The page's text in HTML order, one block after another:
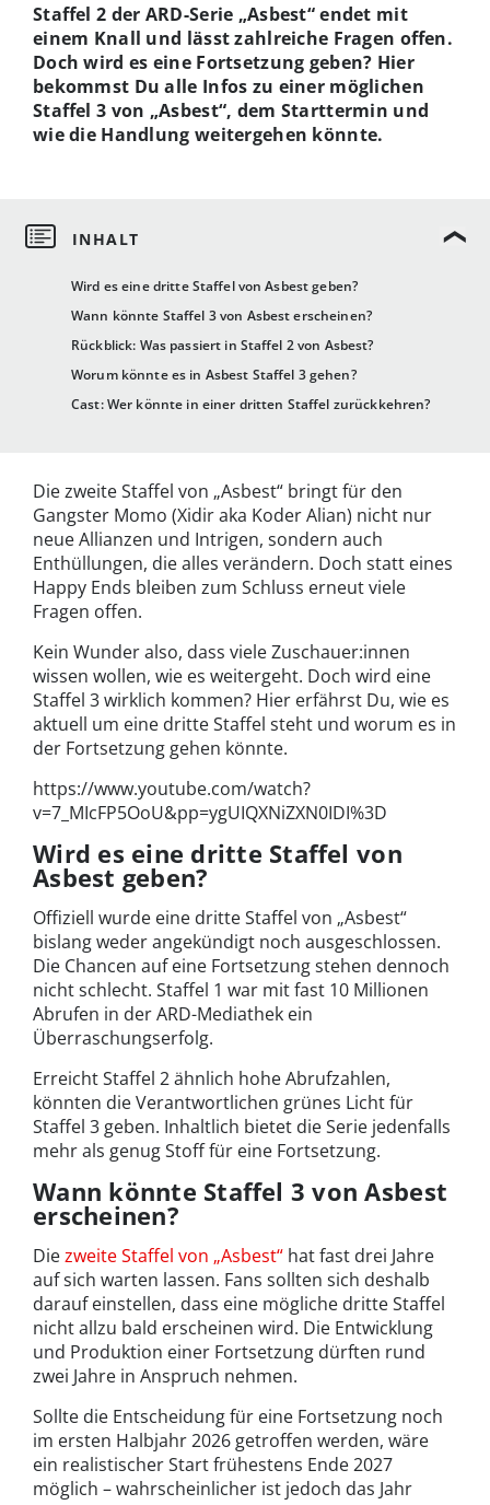
Wird es eine dritte Staffel von Asbest geben?
Wann könnte Staffel 3 von Asbest erscheinen?
Rückblick: Was passiert in Staffel 2 von Asbest?
Worum könnte es in Asbest Staffel 3 gehen?
Cast: Wer könnte in einer dritten Staffel zurückkehren?
Staffel 2 der ARD-Serie „Asbest“ endet mit
einem Knall und lässt zahlreiche Fragen offen.
Doch wird es eine Fortsetzung geben? Hier
bekommst Du alle Infos zu einer möglichen
Staffel 3 von „Asbest“, dem Starttermin und
wie die Handlung weitergehen könnte.
Die zweite Staffel von „Asbest“ bringt für den
Gangster Momo (Xidir aka Koder Alian) nicht nur
neue Allianzen und Intrigen, sondern auch
Enthüllungen, die alles verändern. Doch statt eines
Happy Ends bleiben zum Schluss erneut viele
Fragen offen.
Kein Wunder also, dass viele Zuschauer:innen
wissen wollen, wie es weitergeht. Doch wird eine
Staffel 3 wirklich kommen? Hier erfährst Du, wie es
aktuell um eine dritte Staffel steht und worum es in
der Fortsetzung gehen könnte.
https://www.youtube.com/watch?
v=7_MIcFP5OoU&pp=ygUIQXNiZXN0IDI%3D
Wird es eine dritte Staffel von
Asbest geben?
Offiziell wurde eine dritte Staffel von „Asbest“
bislang weder angekündigt noch ausgeschlossen.
Die Chancen auf eine Fortsetzung stehen dennoch
nicht schlecht. Staffel 1 war mit fast 10 Millionen
Abrufen in der ARD-Mediathek ein
Überraschungserfolg.
Erreicht Staffel 2 ähnlich hohe Abrufzahlen,
könnten die Verantwortlichen grünes Licht für
Staffel 3 geben. Inhaltlich bietet die Serie jedenfalls
mehr als genug Stoff für eine Fortsetzung.
Wann könnte Staffel 3 von Asbest
erscheinen?
Diezweite Staffel von „Asbest“ hat fast drei Jahre
auf sich warten lassen. Fans sollten sich deshalb
darauf einstellen, dass eine mögliche dritte Staffel
nicht allzu bald erscheinen wird. Die Entwicklung
und Produktion einer Fortsetzung dürften rund
zwei Jahre in Anspruch nehmen.
Sollte die Entscheidung für eine Fortsetzung noch
im ersten Halbjahr 2026 getroffen werden, wäre
ein realistischer Start frühestens Ende 2027
möglich – wahrscheinlicher ist jedoch das Jahr